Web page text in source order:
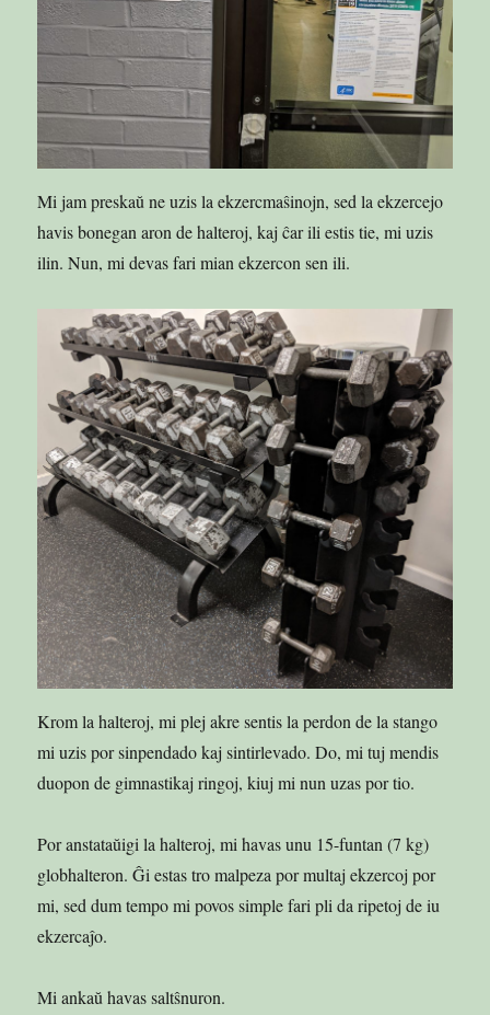
Mi jam preskaŭ ne uzis la ekzercmaŝinojn, sed la ekzercejo
havis bonegan aron de halteroj, kaj ĉar ili estis tie, mi uzis
ilin. Nun, mi devas fari mian ekzercon sen ili.
Krom la halteroj, mi plej akre sentis la perdon de la stango
mi uzis por sinpendado kaj sintirlevado. Do, mi tuj mendis
duopon de gimnastikaj ringoj, kiuj mi nun uzas por tio.
Por anstataŭigi la halteroj, mi havas unu 15-funtan (7 kg)
globhalteron. Ĝi estas tro malpeza por multaj ekzercoj por
mi, sed dum tempo mi povos simple fari pli da ripetoj de iu
ekzercaĵo.
Mi ankaŭ havas saltŝnuron.